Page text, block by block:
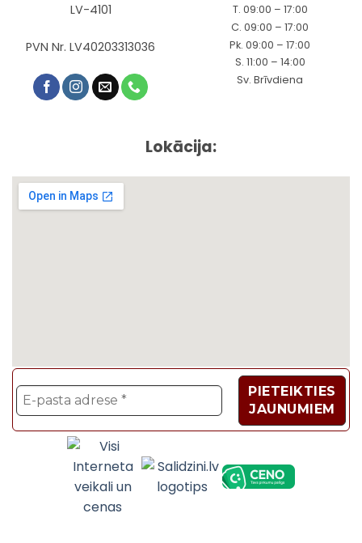
LV-4101
PVN Nr. LV40203313036
T. 09:00 – 17:00
C. 09:00 – 17:00
Pk. 09:00 – 17:00
S. 11:00 – 14:00
Sv. Brīvdiena
Lokācija: